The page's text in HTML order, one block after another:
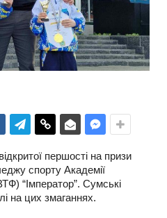
першості на призи
спорту Академії
“Імператор”. Сумські
на цих змаганнях.